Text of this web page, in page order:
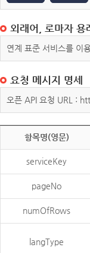
외래어, 로마자 용
연계 표준 서비스를 이
요청 메시지 명세
오픈 API 요청 URL :
항목명(영문)
serviceKey
pageNo
numOfRows
langType